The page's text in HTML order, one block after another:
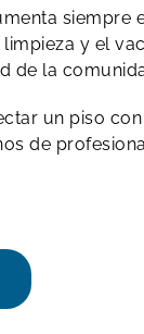
siempre
y el
de la
un piso
de